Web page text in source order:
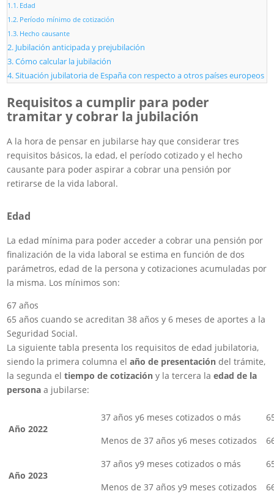
Edad
Período mínimo de cotización
Hecho causante
Jubilación anticipada y prejubilación
Cómo calcular la jubilación
Situación jubilatoria de España con respecto a otros países europeos
Requisitos a cumplir para poder
tramitar y cobrar la jubilación
A la hora de pensar en jubilarse hay que considerar tres
requisitos básicos, la edad, el período cotizado y el hecho
causante para poder aspirar a cobrar una pensión por
retirarse de la vida laboral.
Edad
La edad mínima para poder acceder a cobrar una pensión por
finalización de la vida laboral se estima en función de dos
parámetros, edad de la persona y cotizaciones acumuladas por
la misma. Los mínimos son:
67 años
65 años cuando se acreditan 38 años y 6 meses de aportes a la
Seguridad Social.
La siguiente tabla presenta los requisitos de edad jubilatoria,
siendo la primera columna elaño de presentación del trámite,
la segunda eltiempo de cotización y la tercera laedad de la
persona a jubilarse:
Año 2022
37 años y6 meses cotizados o más
Menos de 37 años y6 meses cotizados
Año 2023
37 años y9 meses cotizados o más
Menos de 37 años y9 meses cotizados